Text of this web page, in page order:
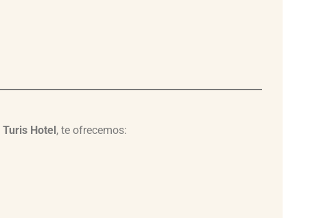
Turis Hotel, te ofrecemos: